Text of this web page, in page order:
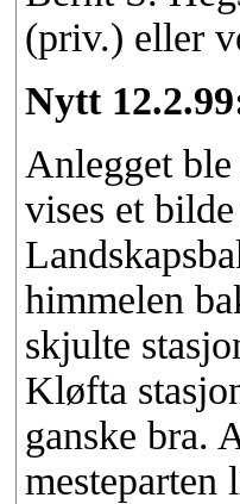
(priv.) eller
Nytt
Anlegget
vises et
himmelen
skjulte
Kløfta
ganske bra.
mesteparten